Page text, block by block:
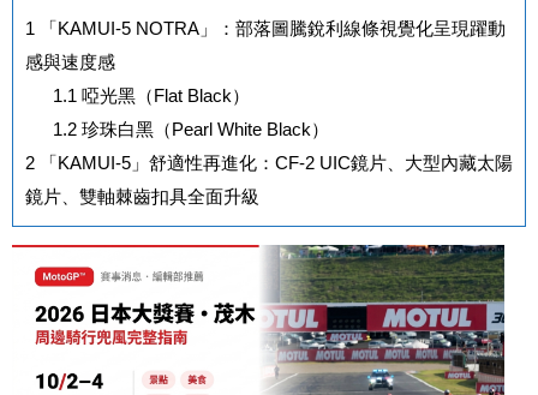
1
「KAMUI-5 NOTRA」：部落圖騰銳利線條視覺化呈現躍動
感與速度感
1.1 啞光黑（Flat Black）
1.2珍珠白黑（Pearl White Black）
2 「KAMUI-5」舒適性再進化：CF-2 UIC鏡片、大型內藏太陽
鏡片、雙軸棘齒扣具全面升級